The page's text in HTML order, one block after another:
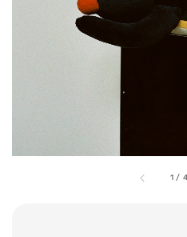
1 / 4